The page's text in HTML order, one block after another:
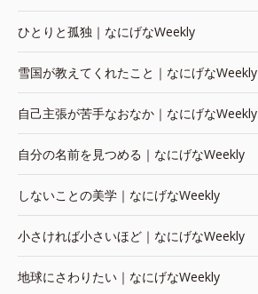
ひとりと孤独｜なにげなWeekly
雪国が教えてくれたこと｜なにげなWeekly
自己主張が苦手なおなか｜なにげなWeekly
自分の名前を見つめる｜なにげなWeekly
しないことの美学｜なにげなWeekly
小さければ小さいほど｜なにげなWeekly
地球にさわりたい｜なにげなWeekly